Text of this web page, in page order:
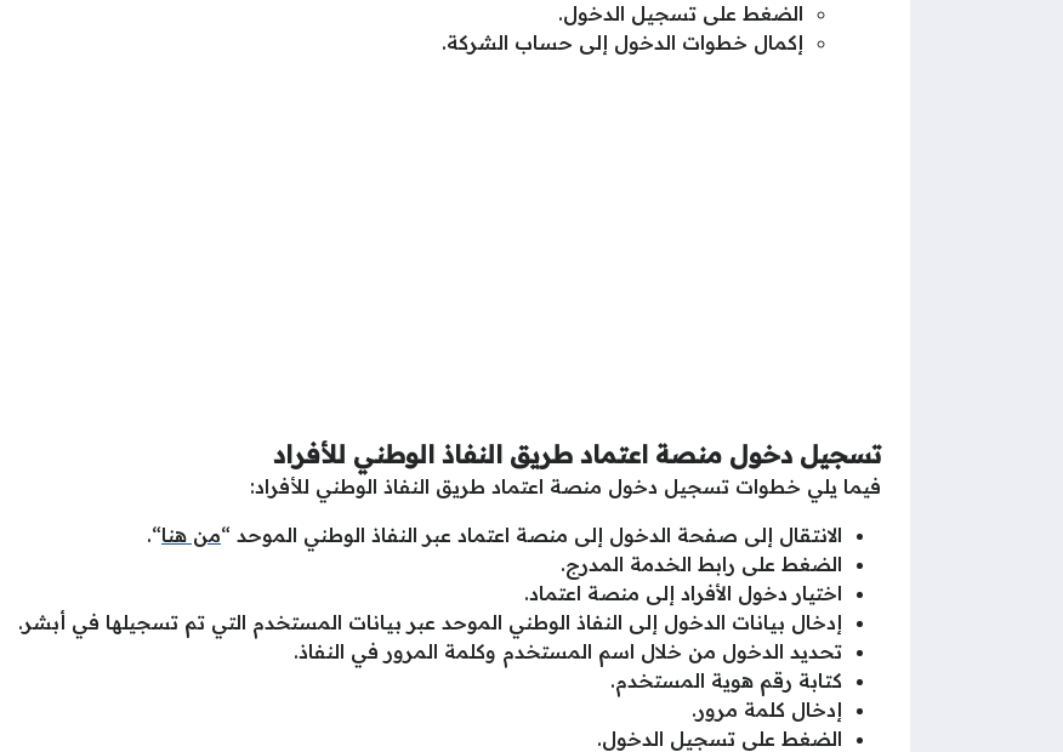
الضغط على تسجيل الدخول.
إكمال خطوات الدخول إلى حساب الشركة.
تسجيل دخول منصة اعتماد طريق النفاذ الوطني للأفراد
فيما يلي خطوات تسجيل دخول منصة اعتماد طريق النفاذ الوطني للأفراد:
الانتقال إلى صفحة الدخول إلى منصة اعتماد عبر النفاذ الوطني الموحد “من هنا“.
الضغط على رابط الخدمة المدرج.
اختيار دخول الأفراد إلى منصة اعتماد.
إدخال بيانات الدخول إلى النفاذ الوطني الموحد عبر بيانات المستخدم التي تم تسجيلها في أبشر.
تحديد الدخول من خلال اسم المستخدم وكلمة المرور في النفاذ.
كتابة رقم هوية المستخدم.
إدخال كلمة مرور.
الضغط على تسجيل الدخول.